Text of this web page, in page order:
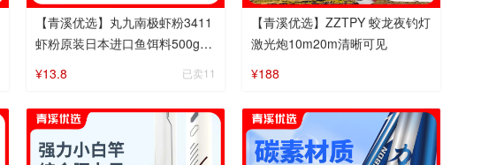
【青溪优选】丸九南极虾粉3411
虾粉原装日本进口鱼饵料500g浓
¥13.8 已卖11
【青溪优选】ZZTPY 蛟龙夜钓灯
激光炮10m20m清晰可见
¥188